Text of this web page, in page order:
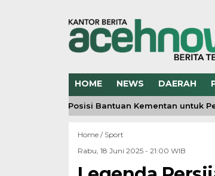
HOME NEWS DAERAH
Jelaskan Posisi Bantuan Kementan untuk
Home / Sport
Rabu, 18 Juni 2025 - 21:00 WIB